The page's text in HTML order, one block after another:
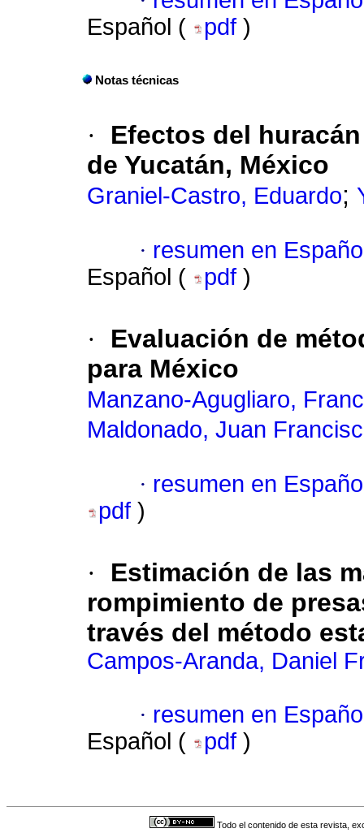
Español (
pdf )
Notas técnicas
·
Efectos del
de Yucatán, México
Graniel-Castro, Eduardo;
· resumen en
Español (
pdf )
·
Evaluación de
para México
Manzano-Agugliaro,
Maldonado, Juan
· resumen en
pdf )
·
Estimación de las
rompimiento de
través del método
Campos-Aranda, Daniel
· resumen en
Español (
pdf )
Todo el contenido de esta revista,